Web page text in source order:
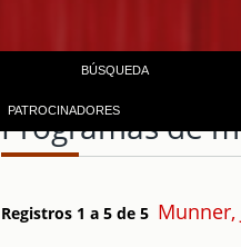
BÚSQUEDA
PATROCINADORES
Programas de
Registros 1 a 5 de 5 Munner,